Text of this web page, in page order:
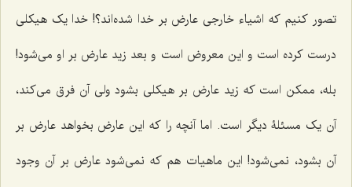
تصور کنیم که اشیاء خارجی عارض بر خدا شده‌اند؟! خدا یک هیکلی
درست کرده است و این معروض است و بعد زید عارض بر او می‌شود!
بله، ممکن است که زید عارض بر هیکلی بشود ولی آن فرق می‌کند،
آن یک مسئلۀ دیگر است. اما آنچه را که این عارض بخواهد عارض بر
آن بشود، نمی‌شود! این ماهیات هم که نمی‌شود عارض بر آن وجود